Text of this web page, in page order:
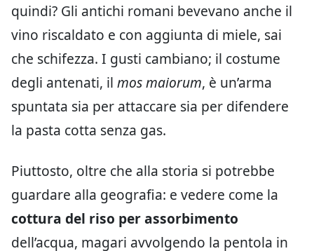
quindi? Gli antichi romani bevevano anche il
vino riscaldato e con aggiunta di miele, sai
che schifezza. I gusti cambiano; il costume
degli antenati, il mos maiorum, è un’arma
spuntata sia per attaccare sia per difendere
la pasta cotta senza gas.
Piuttosto, oltre che alla storia si potrebbe
guardare alla geografia: e vedere come la
cottura del riso per assorbimento
dell’acqua, magari avvolgendo la pentola in